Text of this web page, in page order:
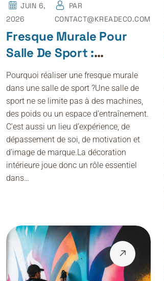
JUIN 6,
2026
PAR
CONTACT@KREADECO.COM
Fresque Murale Pour
Salle De Sport :
Motivation, Énergie Et
Identité Visuelle
Pourquoi réaliser une fresque murale
dans une salle de sport ?Une salle de
sport ne se limite pas à des machines,
des poids ou un espace d’entraînement.
C’est aussi un lieu d’expérience, de
dépassement de soi, de motivation et
d’image de marque.La décoration
intérieure joue donc un rôle essentiel
dans…